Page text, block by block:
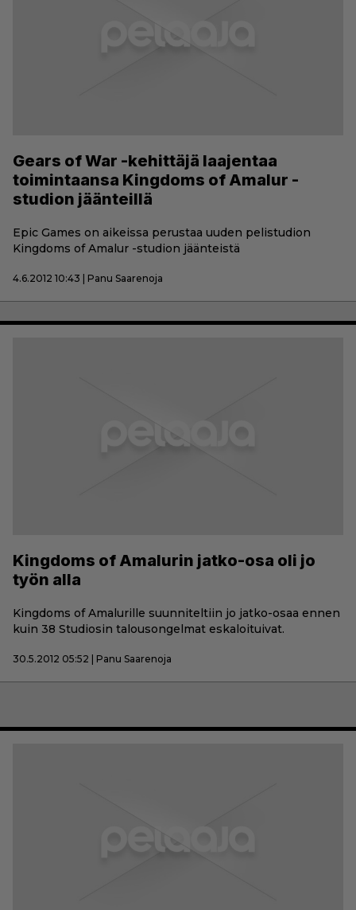
Gears of War -kehittäjä laajentaa
toimintaansa Kingdoms of Amalur -
studion jäänteillä
Epic Games on aikeissa perustaa uuden pelistudion
Kingdoms of Amalur -studion jäänteistä
4.6.2012 10:43 | Panu Saarenoja
Kingdoms of Amalurin jatko-osa oli jo
työn alla
Kingdoms of Amalurille suunniteltiin jo jatko-osaa ennen
kuin 38 Studiosin talousongelmat eskaloituivat.
30.5.2012 05:52 | Panu Saarenoja